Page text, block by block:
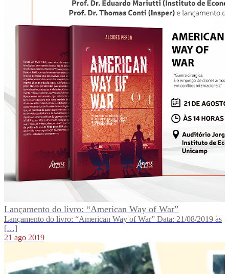
Lançamento do livro: “American Way of War”
Lançamento do livro: “American Way of War” Data: 21/08/2019 às
[…]
21 ago 2019